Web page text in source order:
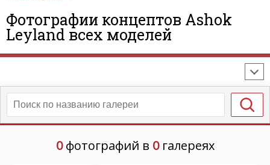
Фотографии концептов Ashok
Leyland всех моделей
ФОТОГАЛЕРЕИ АВТОМОБИЛИ
ДЕВУШКИ
АВТОСАЛОНЫ
ФОРМУЛА-1
0фотографий в 0галереях